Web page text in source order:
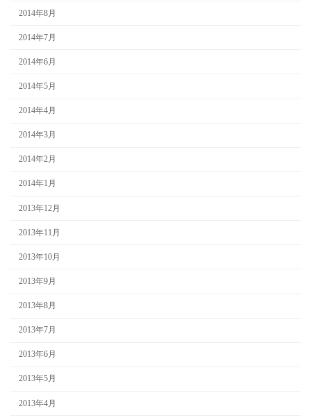
2014年8月
2014年7月
2014年6月
2014年5月
2014年4月
2014年3月
2014年2月
2014年1月
2013年12月
2013年11月
2013年10月
2013年9月
2013年8月
2013年7月
2013年6月
2013年5月
2013年4月